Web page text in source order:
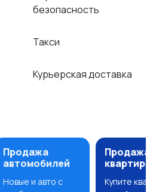
безопасность
Такси
Курьерская доставка
Продажа
автомобилей
Новые и авто с
Продажа
квартир
Купите